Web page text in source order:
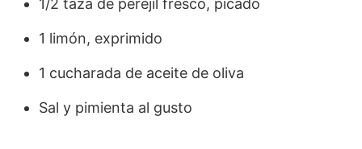
1 limón, exprimido
1 cucharada de aceite de oliva
Sal y pimienta al gusto